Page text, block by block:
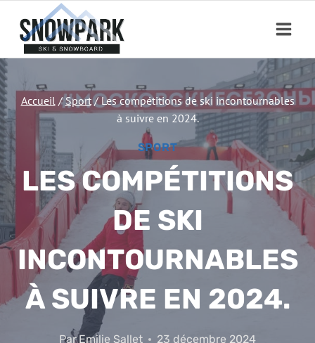
contenu
Accueil / Sport / Les compétitions de ski incontournables
à suivre en 2024.
SPORT
LES COMPÉTITIONS
DE SKI
INCONTOURNABLES
À SUIVRE EN 2024.
Par Emilie Sallet 23 décembre 2024